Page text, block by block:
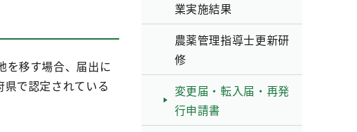
を移す場合、届出に
で認定されている
業実施結果
農薬管理指導士更新研
修
変更届・転入届・再発
行申請書